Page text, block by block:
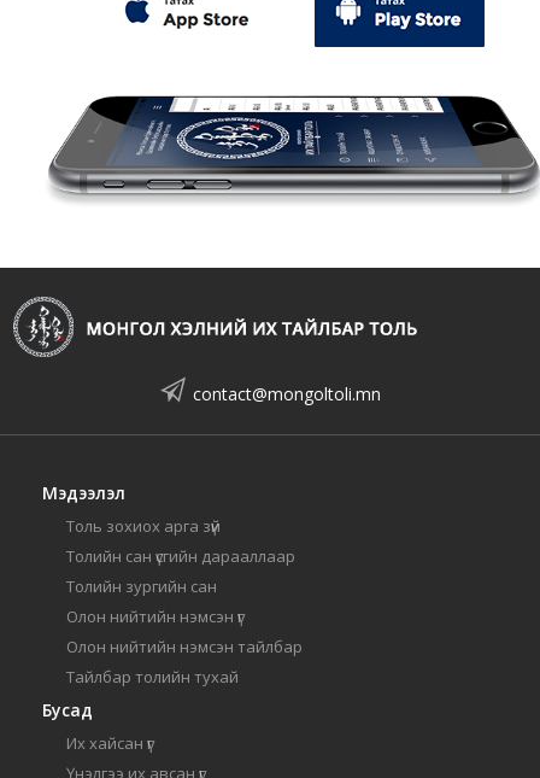
contact@mongoltoli.mn
Мэдээлэл
Толь зохиох арга зүй
Толийн сан үсгийн дарааллаар
Толийн зургийн сан
Олон нийтийн нэмсэн үг
Олон нийтийн нэмсэн тайлбар
Тайлбар толийн тухай
Бусад
Их хайсан үг
Үнэлгээ их авсан үг